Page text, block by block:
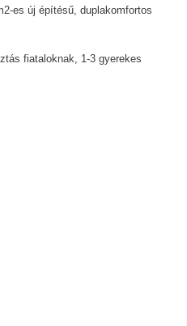
es új építésű, duplakomfortos
fiataloknak, 1-3 gyerekes